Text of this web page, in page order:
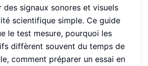
des signaux sonores et visuels
scientifique simple. Ce guide
le test mesure, pourquoi les
diffèrent souvent du temps de
comment préparer un essai en